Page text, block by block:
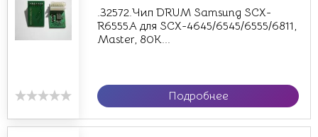
.32572.Чип DRUM Samsung SCX-
R6555A для SCX-4645/6545/6555/6811,
Master, 80K...
Подробнее